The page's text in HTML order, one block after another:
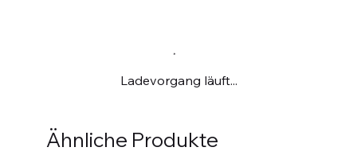
Ladevorgang läuft...
Ähnliche Produkte